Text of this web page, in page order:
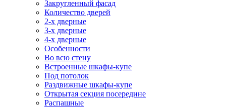
Закругленный фасад
Количество дверей
2-х дверные
3-х дверные
4-х дверные
Особенности
Во всю стену
Встроенные шкафы-купе
Под потолок
Раздвижные шкафы-купе
Открытая секция посередине
Распашные